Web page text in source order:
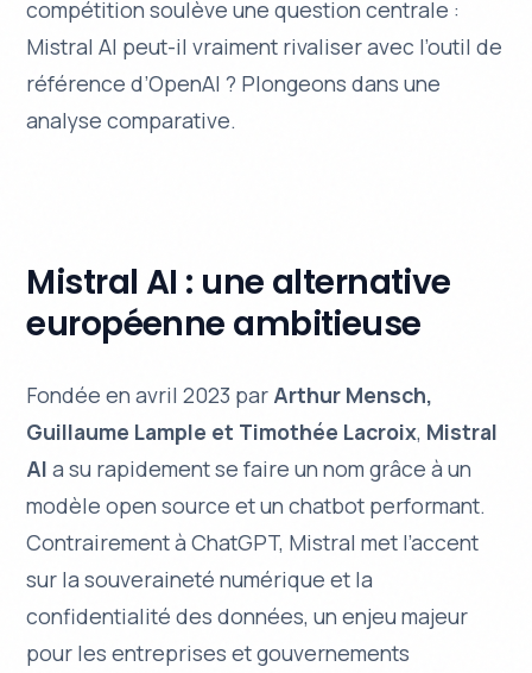
compétition soulève une question centrale :
Mistral AI peut-il vraiment rivaliser avec l’outil de
référence d’OpenAI ? Plongeons dans une
analyse comparative.
Mistral AI : une alternative
européenne ambitieuse
Fondée en avril 2023 par Arthur Mensch,
Guillaume Lample et Timothée Lacroix, Mistral
AI a su rapidement se faire un nom grâce à un
modèle open source et un chatbot performant.
Contrairement à ChatGPT, Mistral met l’accent
sur la souveraineté numérique et la
confidentialité des données, un enjeu majeur
pour les entreprises et gouvernements